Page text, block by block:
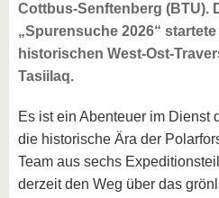
Cottbus-Senftenberg (BTU).
„Spurensuche 2026“
historischen West-Ost-
Tasiilaq.
Es ist ein Abenteuer im Dienst
die historische Ära der
Team aus sechs
derzeit den Weg über das